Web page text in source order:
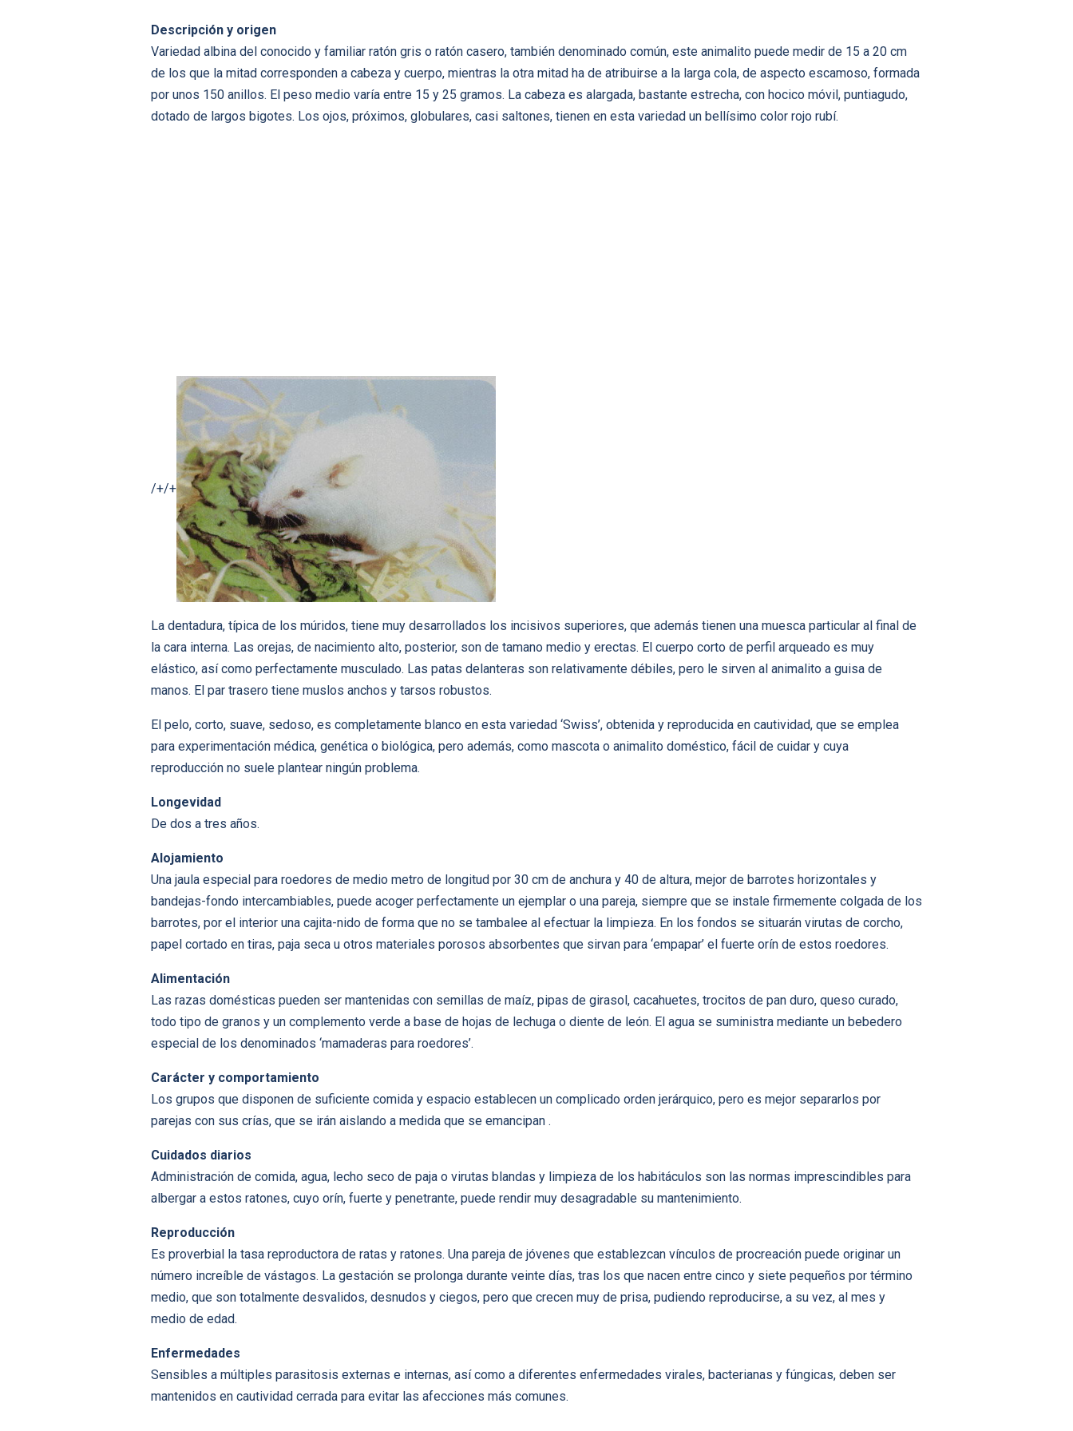
Descripción y origen
Variedad albina del conocido y familiar ratón gris o ratón casero, también denominado común, este animalito puede medir de 15 a 20 cm
de los que la mitad corresponden a cabeza y cuerpo, mientras la otra mitad ha de atribuirse a la larga cola, de aspecto escamoso, formada
por unos 150 anillos. El peso medio varía entre 15 y 25 gramos. La cabeza es alargada, bastante estrecha, con hocico móvil, puntiagudo,
dotado de largos bigotes. Los ojos, próximos, globulares, casi saltones, tienen en esta variedad un bellísimo color rojo rubí.
/+/+
La dentadura, típica de los múridos, tiene muy desarrollados los incisivos superiores, que además tienen una muesca particular al final de
la cara interna. Las orejas, de nacimiento alto, posterior, son de tamano medio y erectas. El cuerpo corto de perfil arqueado es muy
elástico, así como perfectamente musculado. Las patas delanteras son relativamente débiles, pero le sirven al animalito a guisa de
manos. El par trasero tiene muslos anchos y tarsos robustos.
El pelo, corto, suave, sedoso, es completamente blanco en esta variedad ‘Swiss’, obtenida y reproducida en cautividad, que se emplea
para experimentación médica, genética o biológica, pero además, como mascota o animalito doméstico, fácil de cuidar y cuya
reproducción no suele plantear ningún problema.
Longevidad
De dos a tres años.
Alojamiento
Una jaula especial para roedores de medio metro de longitud por 30 cm de anchura y 40 de altura, mejor de barrotes horizontales y
bandejas-fondo intercambiables, puede acoger perfectamente un ejemplar o una pareja, siempre que se instale firmemente colgada de los
barrotes, por el interior una cajita-nido de forma que no se tambalee al efectuar la limpieza. En los fondos se situarán virutas de corcho,
papel cortado en tiras, paja seca u otros materiales porosos absorbentes que sirvan para ‘empapar’ el fuerte orín de estos roedores.
Alimentación
Las razas domésticas pueden ser mantenidas con semillas de maíz, pipas de girasol, cacahuetes, trocitos de pan duro, queso curado,
todo tipo de granos y un complemento verde a base de hojas de lechuga o diente de león. El agua se suministra mediante un bebedero
especial de los denominados ‘mamaderas para roedores’.
Carácter y comportamiento
Los grupos que disponen de suficiente comida y espacio establecen un complicado orden jerárquico, pero es mejor separarlos por
parejas con sus crías, que se irán aislando a medida que se emancipan .
Cuidados diarios
Administración de comida, agua, lecho seco de paja o virutas blandas y limpieza de los habitáculos son las normas imprescindibles para
albergar a estos ratones, cuyo orín, fuerte y penetrante, puede rendir muy desagradable su mantenimiento.
Reproducción
Es proverbial la tasa reproductora de ratas y ratones. Una pareja de jóvenes que establezcan vínculos de procreación puede originar un
número increíble de vástagos. La gestación se prolonga durante veinte días, tras los que nacen entre cinco y siete pequeños por término
medio, que son totalmente desvalidos, desnudos y ciegos, pero que crecen muy de prisa, pudiendo reproducirse, a su vez, al mes y
medio de edad.
Enfermedades
Sensibles a múltiples parasitosis externas e internas, así como a diferentes enfermedades virales, bacterianas y fúngicas, deben ser
mantenidos en cautividad cerrada para evitar las afecciones más comunes.